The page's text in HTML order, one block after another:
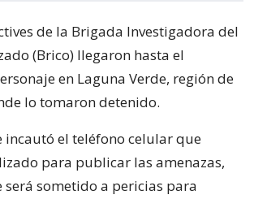
de la Brigada Investigadora del
(Brico) llegaron hasta el
en Laguna Verde, región de
lo tomaron detenido.
incautó el teléfono celular que
para publicar las amenazas,
sometido a pericias para